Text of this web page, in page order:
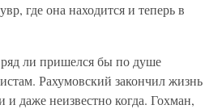
где она находится и теперь в
ли пришелся бы по душе
Рахумовский закончил жизнь
и даже неизвестно когда. Гохман,